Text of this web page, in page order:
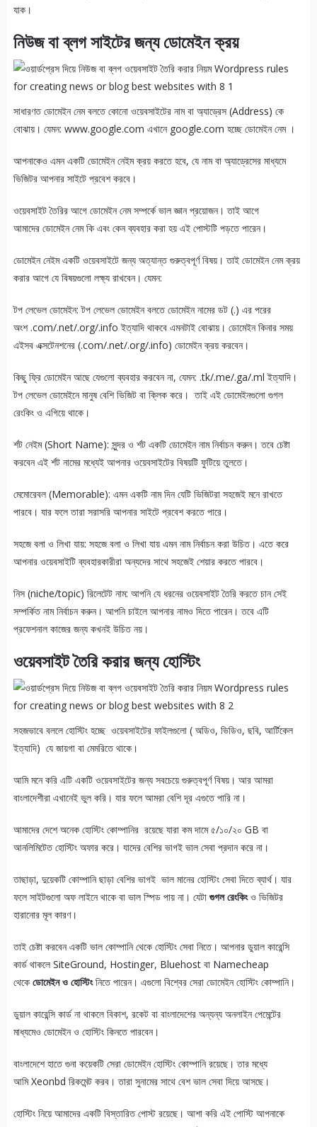
যাক।
নিউজ বা ব্লগ সাইটের জন্য ডোমেইন ক্রয়
সাধারণত ডোমেইন নেম বলতে কোনো ওয়েবসাইটের নাম বা অ্যাড্রেস (Address) কে
বোঝায়। যেমন: www.google.com এখানে google.com হচ্ছে ডোমেইন নেম ।
আপনাকেও এমন একটি ডোমেইন নেইম ক্রয় করতে হবে, যে নাম বা অ্যাড্রেসের মাধ্যমে
ভিজিটর আপনার সাইটে প্রবেশ করবে।
ওয়েবসাইট তৈরির আগে ডোমেইন নেম সম্পর্কে ভাল জ্ঞান প্রয়োজন। তাই আগে
আমাদের ডোমেইন নেম কি এবং কেন ব্যবহার করা হয় এই পোস্টটি পড়তে পারেন।
ডোমেইন নেইম একটি ওয়েবসাইটে জন্য অত্যান্ত গুরুত্বপূর্ণ বিষয়। তাই ডোমেইন নেম ক্রয়
করার আগে যে বিষয়গুলো লক্ষ্য রাখবেন। যেমন:
টপ লেভেল ডোমেইন: টপ লেভেল ডোমেইন বলতে ডোমেইন নামের ডট (.) এর পরের
অংশ .com/.net/.org/.info ইত্যাদি থাকবে এমনটাই বোঝায়। ডোমেইন কিনার সময়
এইসব এক্সটেনশনের (.com/.net/.org/.info) ডোমেইন ক্রয় করবেন।
কিছু ফ্রি ডোমেইন আছে যেগুলো ব্যবহার করবেন না, যেমন: .tk/.me/.ga/.ml ইত্যাদি।
টপ লেভেল ডোমেইনে মানুষ বেশি ভিজিট বা ক্লিক করে। তাই এই ডোমেইনগুলো গুগল
রেংকিং ও এগিয়ে থাকে।
র্শট নেইম (Short Name): সুন্দর ও র্শট একটি ডোমেইন নাম নির্বাচন করুন। তবে চেষ্টা
করবেন এই র্শট নামের মধ্যেই আপনার ওয়েবসাইটের বিষয়টি ফুটিয়ে তুলতে।
মেমোরেবল (Memorable): এমন একটি নাম দিন যেটি ভিজিটরা সহজেই মনে রাখতে
পারবে। যার ফলে তারা সরাসরি আপনার সাইটে প্রবেশ করতে পারে।
সহজে বলা ও লিখা যায়: সহজে বলা ও লিখা যায় এমন নাম নির্বাচন করা উচিত। এতে করে
আপনার ওয়েবসাইটি ব্যবহারকারীরা অন্যদের সাথে সহজেই শেয়ার করতে পারবে।
নিস (niche/topic) রিলেটেট নাম: আপনি যে ধরনের ওয়েবসাইট তৈরি করতে চান সেই
সম্পর্কিত নাম নির্বাচন করুন। আপনি চাইলে আপনার নামও দিতে পারেন। তবে এটি
প্রফেশনাল কাজের জন্য কখনই উচিত নয়।
ওয়েবসাইট তৈরি করার জন্য হোস্টিং
সহজভাবে বললে হোস্টিং হচ্ছে ওয়েবসাইটের ফাইলগুলো ( অডিও, ভিডিও, ছবি, আর্টিকেল
ইত্যাদি) যে জায়গা বা মেমরিতে থাকে।
আমি মনে করি এটি একটি ওয়েবসাইটের জন্য সবচেয়ে গুরুত্বপূর্ণ বিষয়। আর আমরা
বাংলাদেশীরা এখানেই ভুল করি। যার ফলে আমরা বেশি দূর এগুতে পারি না।
আমাদের দেশে অনেক হোস্টিং কোম্পানির রয়েছে যারা কম দামে ৫/১০/২০ GB বা
আনলিমিটেত হোস্টিং অফার করে। যাদের বেশির ভাগই ভাল সেবা প্রদান করে না।
তাছাড়া, দুয়েকটি কোম্পানি ছাড়া বেশির ভাগই ভাল মানের হোস্টিং সেবা দিতে ব্যার্থ। যার
ফলে সাইটগুলো অফ লাইনে থাকে বা ভাল স্পিড পায় না। যেটা গুগল রেংকিংও ভিজিটর
হারানোর মূল কারণ।
তাই চেষ্টা করবেন একটি ভাল কোম্পানি থেকে হোস্টিং সেবা নিতে। আপনার ডুয়াল কারেন্সি
কার্ড থাকলে SiteGround, Hostinger, Bluehost বা Namecheap
থেকে ডোমেইন ও হোস্টিংনিতে পারেন। এগুলো বিশ্বের সেরা ডোমেইন হোস্টিং কোম্পানি।
ডুয়াল কারেন্সি কার্ড না থাকলে বিকাশ, রকেট বা বাংলাদেশের অন্যন্য অনলাইন পেমেন্টের
মাধ্যমেও ডোমেইন ও হোস্টিং কিনতে পারবেন।
বাংলাদেশে হাতে গুনা কয়েকটি সেরা ডোমেইন হোস্টিং কোম্পানি রয়েছে। তার মধ্যে
আমি Xeonbd রিকমেন্ট করব। তারা সুনামের সাথে বেশ ভাল সেবা দিয়ে আসছে।
হোস্টিং নিয়ে আমাদের একটি বিস্তারিত পোস্ট রয়েছে। আশা করি এই পোস্টি আপনাকে